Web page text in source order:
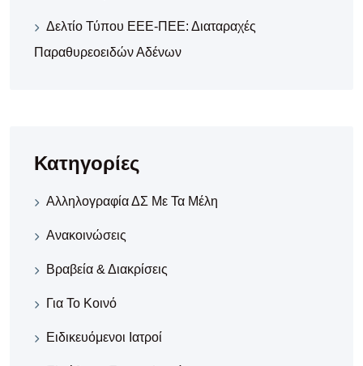
Δελτίο Τύπου ΕΕΕ-ΠΕΕ: Διαταραχές
Παραθυρεοειδών Αδένων
Κατηγορίες
Αλληλογραφία ΔΣ Με Τα Μέλη
Ανακοινώσεις
Βραβεία & Διακρίσεις
Για Το Κοινό
Ειδικευόμενοι Ιατροί